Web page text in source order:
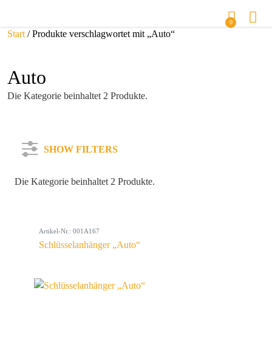
0
Start / Produkte verschlagwortet mit „Auto“
Auto
Die Kategorie beinhaltet 2 Produkte.
SHOW FILTERS
Farbe
Die Kategorie beinhaltet 2 Produkte.
Artikel-Nr.: 001A167
Schlüsselanhänger „Auto“